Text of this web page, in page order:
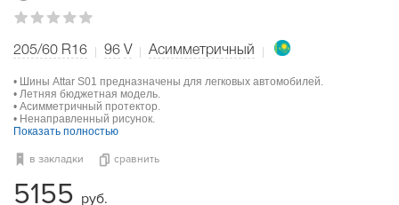
205/60 R16 96 V Асимметричный
• Шины Attar S01 предназначены для легковых автомобилей.
• Летняя бюджетная модель.
• Асимметричный протектор.
• Ненаправленный рисунок.
Показать полностью
в закладки сравнить
5155 руб.